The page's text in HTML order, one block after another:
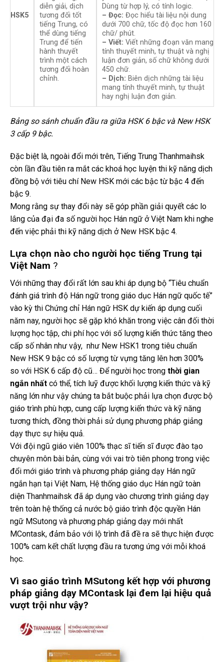
HSK5
diễn giải, dịch
tương đối tốt
tiếng Trung, có
thể dùng tiếng
Trung để tiến
hành thuyết
trình một cách
tương đối hoàn
chỉnh.
Dùng từ hợp lý, có tính logic.
– Đọc: Đọc hiểu tài liệu nội dung
dưới 700 chữ, tốc độ đọc hơn 160
chữ/ phút.
– Viết: Viết những đoạn văn mang
tính thuyết minh, tự thuật và nghị
luận đơn giản, số chữ không dưới
450 chữ.
– Dịch: Biên dịch những tài liệu
mang tính thuyết minh, tự thuật
hay nghị luận đơn giản.
Bảng so sánh chuẩn đầu ra giữa HSK 6 bậc và New HSK
3 cấp 9 bậc.
Đặc biệt là, ngoài đổi mới trên, Tiếng Trung Thanhmaihsk
còn lần đầu tiên ra mắt các khoá học luyện thi kỹ năng dịch
đồng bộ với tiêu chí New HSK mới các bậc từ bậc 4 đến
bậc 9.
Mong rằng sự thay đổi này sẽ góp phần giải quyết các lo
lắng của đại đa số người học Hán ngữ ở Việt Nam khi nghe
đến việc phải thi kỹ năng dịch ở New HSK bậc 4.
Lựa chọn nào cho người học tiếng Trung tại
Việt Nam ?
Với những thay đổi rất lớn sau khi áp dụng bộ “Tiêu chuẩn
đánh giá trình độ Hán ngữ trong giáo dục Hán ngữ quốc tế”
vào kỳ thi Chứng chỉ Hán ngữ HSK dự kiến áp dụng cuối
năm nay, người học sẽ gặp khó khăn trong việc cân đối thời
lượng học tập, chi phí học với số lượng kiến thức tăng theo
cấp số nhân như vậy, như New HSK1 trong tiêu chuẩn
New HSK 9 bậc có số lượng từ vựng tăng lên hơn 300%
so với HSK 6 cấp độ cũ… Để người học trong thời gian
ngắn nhất có thể, tích luỹ được khối lượng kiến thức và kỹ
năng lớn như vậy chúng ta bắt buộc phải lựa chọn được bộ
giáo trình phù hợp, cung cấp lượng kiến thức và kỹ năng
tương thích, đồng thời phải sử dụng phương pháp giảng
dạy thực sự hiệu quả.
Với đội ngũ giáo viên 100% thạc sĩ tiến sĩ được đào tạo
chuyên môn bài bản, cùng với vai trò tiên phong trong việc
đổi mới giáo trình và phương pháp giảng dạy Hán ngữ
ngắn hạn tại Việt Nam, Hệ thống giáo dục Hán ngữ toàn
diện Thanhmaihsk đã áp dụng vào chương trình giảng dạy
trên toàn hệ thống cả nước bộ giáo trình độc quyền Hán
ngữ MSutong và phương pháp giảng dạy mới nhất
MContask, đảm bảo với lộ trình đã đề ra sẽ thực hiện được
100% cam kết chất lượng đầu ra tương ứng với mỗi khoá
học.
Vì sao giáo trình MSutong kết hợp với phương
pháp giảng dạy MContask lại đem lại hiệu quả
vượt trội như vậy?